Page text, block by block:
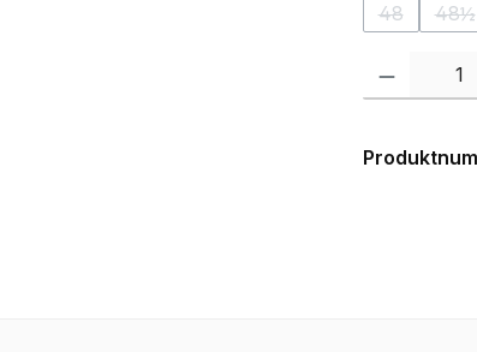
48
(Diese
48½